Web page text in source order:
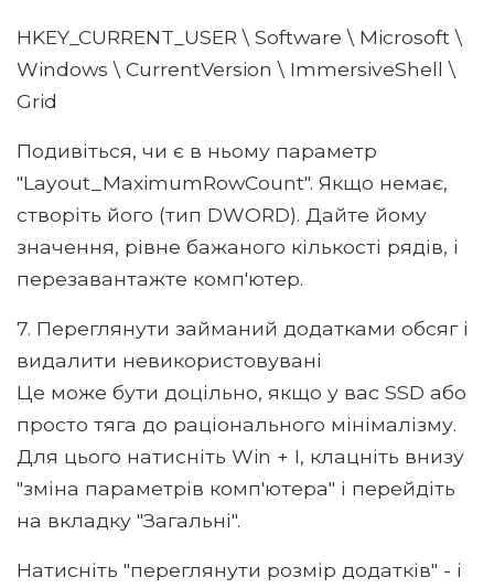
HKEY_CURRENT_USER \ Software \ Microsoft \
Windows \ CurrentVersion \ ImmersiveShell \
Grid
Подивіться, чи є в ньому параметр
"Layout_MaximumRowCount". Якщо немає,
створіть його (тип DWORD). Дайте йому
значення, рівне бажаного кількості рядів, і
перезавантажте комп'ютер.
7. Переглянути займаний додатками обсяг і
видалити невикористовувані
Це може бути доцільно, якщо у вас SSD або
просто тяга до раціонального мінімалізму.
Для цього натисніть Win + I, клацніть внизу
"зміна параметрів комп'ютера" і перейдіть
на вкладку "Загальні".
Натисніть "переглянути розмір додатків" - і